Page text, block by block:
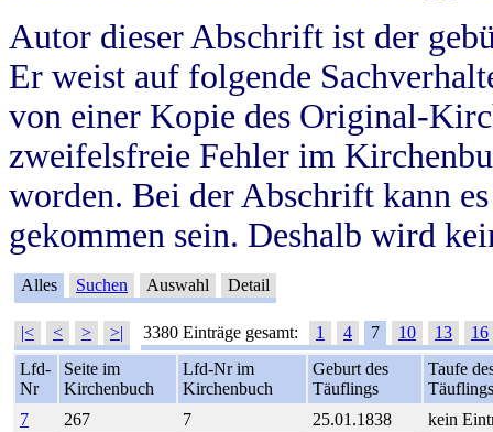
Autor dieser Abschrift ist der
Er weist auf folgende
von einer Kopie des Original-
zweifelsfreie Fehler im
worden. Bei der Abschrift kann
gekommen sein. Deshalb wird
Alles Suchen Auswahl Detail
|< < > >| 3380 Einträge gesamt: 1 4 7 10 13
16
Lfd-
Nr
Seite im
Kirchenbuch
Lfd-Nr im
Kirchenbuch
Geburt des
Täuflings
Taufe
Täuflings
7
267 7 25.01.1838 kein